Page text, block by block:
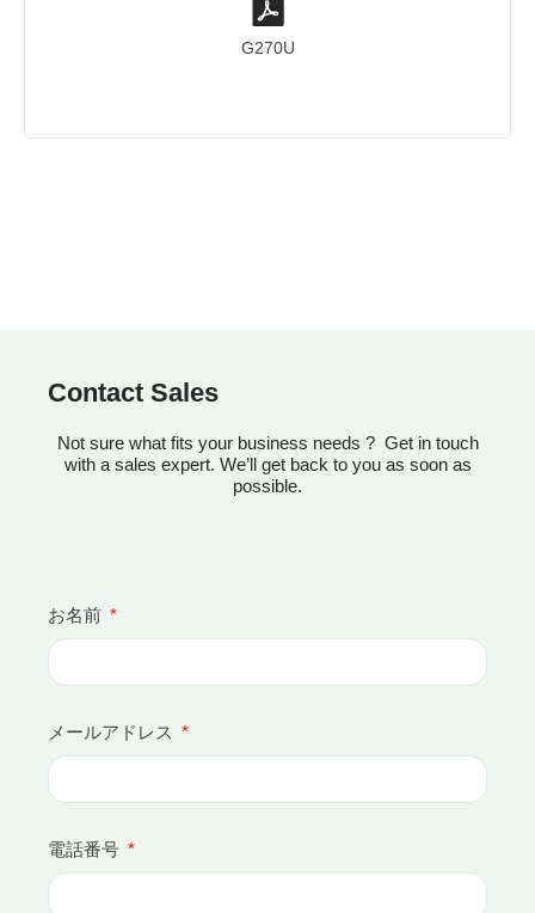
G270U
Contact Sales
Not sure what fits your business needs ? Get in touch
with a sales expert. We’ll get back to you as soon as
possible.
お名前
メールアドレス
電話番号